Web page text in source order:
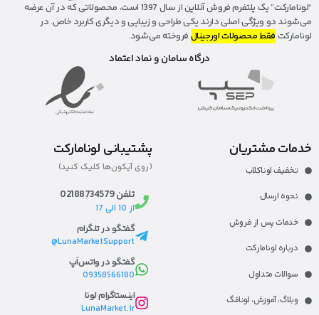
“لونا‌مارکت” یک پلتفرم فروش آنلاین از سال 1397 است، محصولاتی که در آن عرضه
می‌شوند دو ویژگی اصلی دارند یکی طراحی و زیبایی و دیگری کاربرد خاص. در
لونامارکت فقط محصولات اورجینال فروخته می‌شود.
درگاه سامان و نماد اعتماد
خدمات مشتریان
تخفیف لوناکلاب
نحوه ارسال
خدمات پس از فروش
درباره لونامارکت​
سوالات متداول
وبلاگ، آموزش، لونا‌مَگ​
پشتیبانی لونامارکت
(روی آیکون‌ها کلیک کنید)
تلفن 02188734579
از 10 الی 17
گفتگو در تلگرام
LunaMarketSupport@
گفتگو در واتس‌اَپ
09358566180
اینستاگرام لونا
LunaMarket.ir